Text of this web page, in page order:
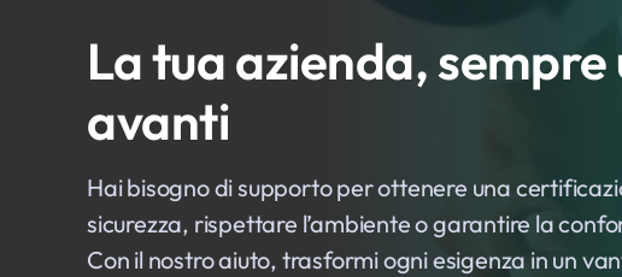
La tua azienda, sempre
avanti
Hai bisogno di supporto per ottenere una
sicurezza, rispettare l’ambiente o garantire la
Con il nostro aiuto, trasformi ogni esigenza in un